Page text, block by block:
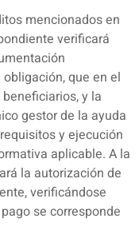
mencionados en
verificará
que en el
y la
gestor de la ayuda
y ejecución
aplicable. A la
la autorización de
verificándose
se corresponde